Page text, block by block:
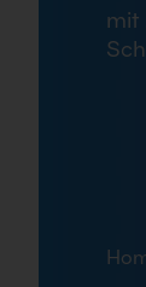
mit